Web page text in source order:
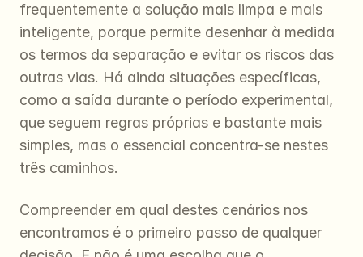
frequentemente a solução mais limpa e mais
inteligente, porque permite desenhar à medida
os termos da separação e evitar os riscos das
outras vias. Há ainda situações específicas,
como a saída durante o período experimental,
que seguem regras próprias e bastante mais
simples, mas o essencial concentra-se nestes
três caminhos.
Compreender em qual destes cenários nos
encontramos é o primeiro passo de qualquer